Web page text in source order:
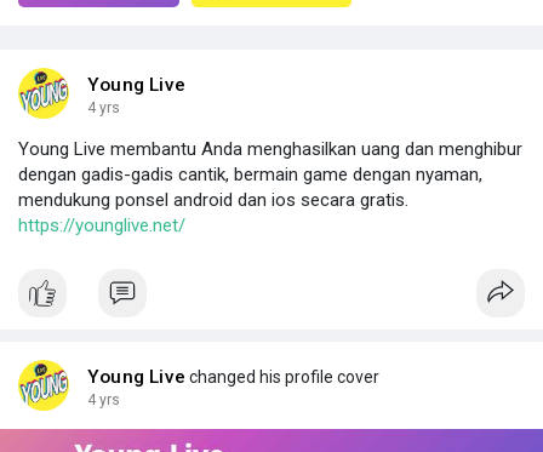
Young Live
4 yrs
Young Live membantu Anda menghasilkan uang dan menghibur
dengan gadis-gadis cantik, bermain game dengan nyaman,
mendukung ponsel android dan ios secara gratis.
https://younglive.net/
Young Live changed his profile cover
4 yrs